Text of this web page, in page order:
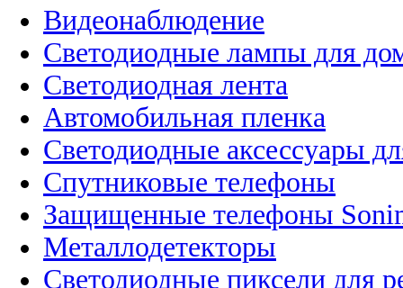
Видеонаблюдение
Светодиодные лампы для
Светодиодная лента
Автомобильная пленка
Светодиодные аксессуары
Спутниковые телефоны
Защищенные телефоны
Металлодетекторы
Светодиодные пиксели для